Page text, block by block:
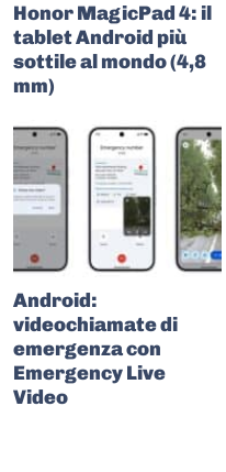
Honor MagicPad 4: il
tablet Android più
sottile al mondo (4,8
mm)
Android:
videochiamate di
emergenza con
Emergency Live
Video